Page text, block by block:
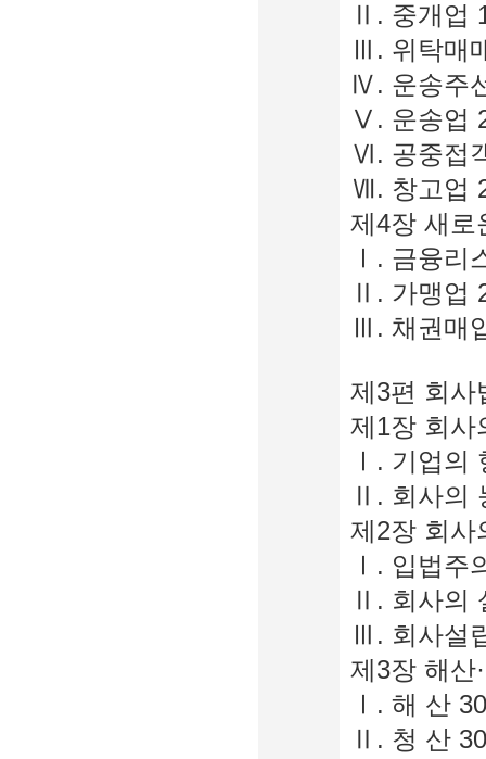
Ⅱ. 중개업
Ⅲ. 위탁매
Ⅳ. 운송주
Ⅴ. 운송업
Ⅵ. 공중접
Ⅶ. 창고업
제4장 새로
Ⅰ. 금융리
Ⅱ. 가맹업
Ⅲ. 채권매
제3편 회사
제1장 회사
Ⅰ. 기업의
Ⅱ. 회사의
제2장 회사
Ⅰ. 입법주
Ⅱ. 회사의
Ⅲ. 회사설
제3장 해산
Ⅰ. 해 산
Ⅱ. 청 산